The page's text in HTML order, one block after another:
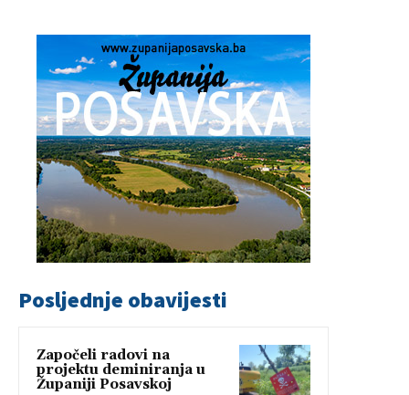
Posljednje obavijesti
Započeli radovi na
projektu deminiranja u
Županiji Posavskoj